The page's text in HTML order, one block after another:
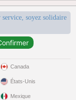
soyez solidaire
Canada
États-Unis
Mexique